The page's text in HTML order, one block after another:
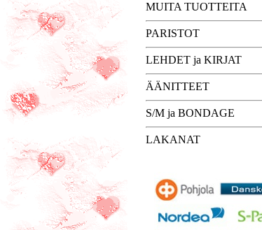
MUITA TUOTTEITA
PARISTOT
LEHDET ja KIRJAT
ÄÄNITTEET
S/M ja BONDAGE
LAKANAT